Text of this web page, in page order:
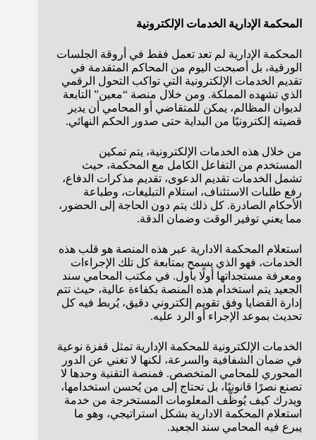
المحكمة الإدارية الخدمات الإلكترونية
المحكمة الإدارية لم تعد تعمل فقط في أروقة الجلسات
الورقية، بل أصبحت اليوم من المحاكم المتقدمة في
تقديم الخدمات الإلكترونية التي تواكب التحول الرقمي
الذي تشهده المملكة. ومن خلال منصة “معين” التابعة
لديوان المظالم، يمكن للمتقاضي أو المحامي أن يدير
قضيته إلكترونيًا من البداية حتى صدور الحكم النهائي.
من خلال هذه الخدمات الإلكترونية، يتم تمكين
المستخدم من التفاعل الكامل مع المحكمة، حيث
تشمل الخدمات تقديم الدعوى، تقديم مذكرات الدفاع،
رفع طلبات الاستئناف، استلام التبليغات، وطباعة
الأحكام الصادرة. كل ذلك يتم دون الحاجة إلى الحضور،
مما يعني توفير الوقت وضمان الدقة.
استعلام المحكمة الادارية عبر هذه المنصة هو قلب هذه
الخدمات، فهو الذي يسمح بمتابعة كل تلك الإجراءات
ومعرفة مستجداتها أولًا بأول. في مكتب المحامي سند
الجعيد يتم استخدام هذه المنصة بكفاءة عالية، حيث تتم
إدارة القضايا وفق تقويم إلكتروني دقيق، يُربط فيه كل
تحديث بموعد الإجراء أو الرد عليه.
الخدمات الإلكترونية للمحكمة الإدارية تمثل قفزة نوعية
في ضمان الشفافية والسرعة، لكنها لا تغني عن الدور
المحوري للمحامي المتخصص. فمنصة التقنية وحدها لا
تصنع نصرًا قانونيًا، بل تحتاج إلى من يُحسن استخدامها،
ويدرك كيف يُوظّف المعلومات المستخرجة من خدمة
استعلام المحكمة الادارية بشكل استراتيجي، وهو ما
يبرع فيه المحامي سند الجعيد.